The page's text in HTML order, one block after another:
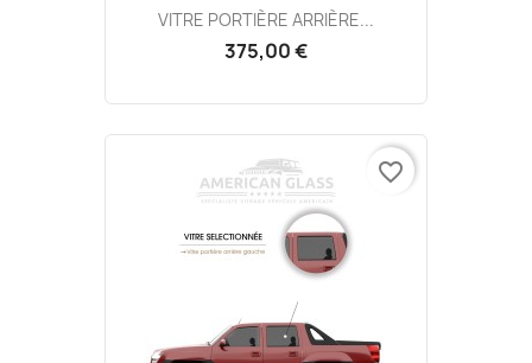
VITRE PORTIÈRE ARRIÈRE...
375,00 €
favorite_border